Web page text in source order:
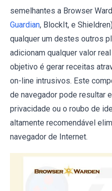
semelhantes a Browser
Guardian, BlockIt, e
qualquer um destes outros
adicionam qualquer valor
objetivo é gerar receitas
on-line intrusivos. Este
de navegador pode resultar
privacidade ou o roubo de
altamente recomendável
navegador de Internet.